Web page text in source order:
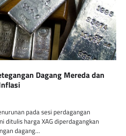
Dagang Mereda dan
pada sesi perdagangan
ditulis harga XAG diperdagangkan
dagang…